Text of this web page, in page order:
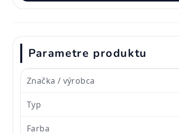
Parametre produktu
Značka / výrobca
Typ
Farba